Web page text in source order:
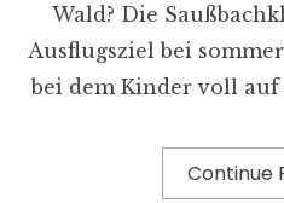
Wald? Die
Ausflugsziel bei
bei dem Kinder voll
Continue